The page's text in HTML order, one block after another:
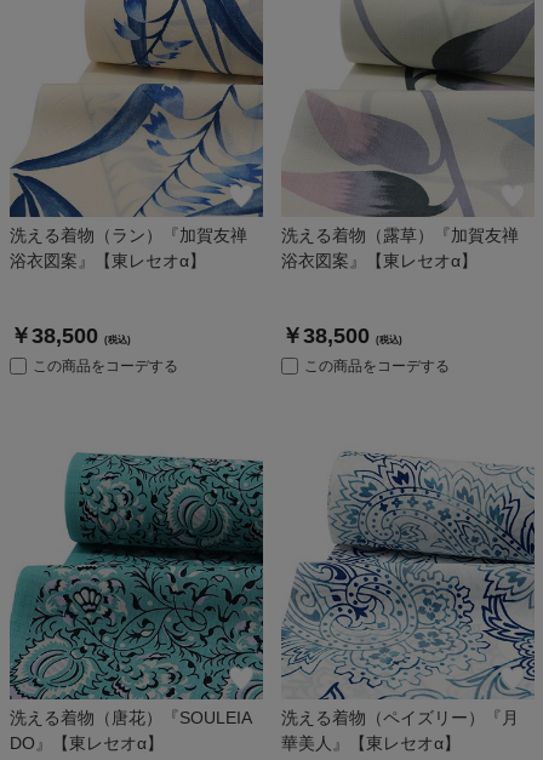
洗える着物（ラン）『加賀友禅
浴衣図案』【東レセオα】
￥38,500 (税込)
この商品をコーデする
洗える着物（露草）『加賀友禅
浴衣図案』【東レセオα】
￥38,500 (税込)
この商品をコーデする
洗える着物（唐花）『SOULEIA
DO』【東レセオα】
洗える着物（ペイズリー）『月
華美人』【東レセオα】